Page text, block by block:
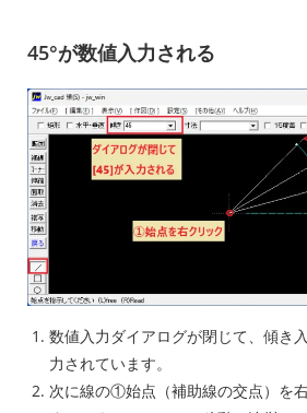
45°が数値入力される
数値入力ダイアログが閉じて、傾き
力されています。
次に線の①始点（補助線の交点）を